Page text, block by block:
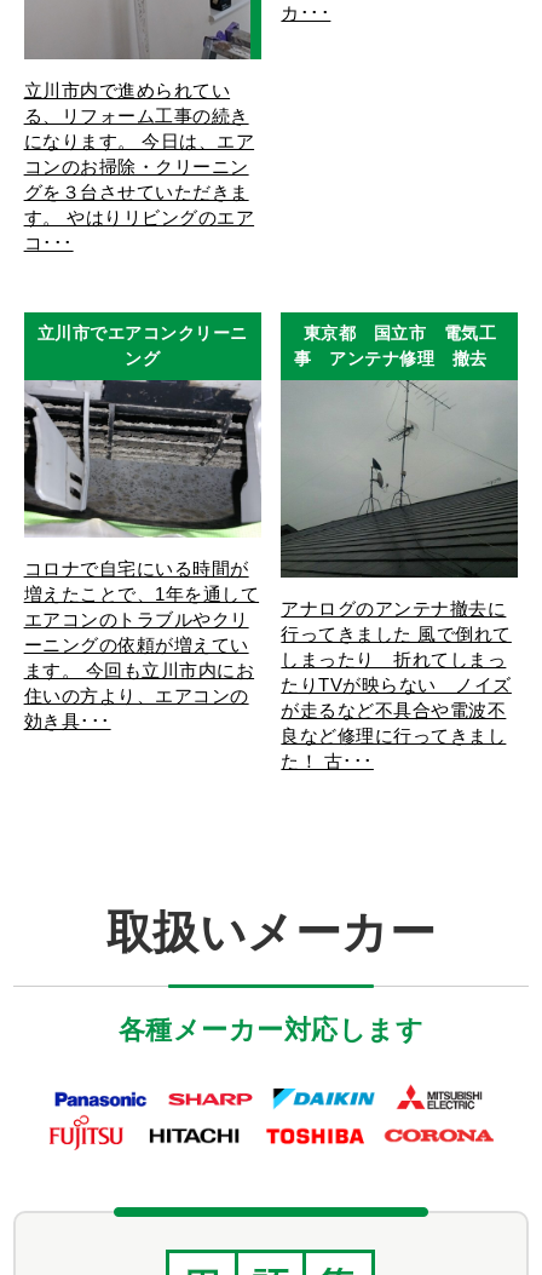
立川市内で進められてい
る、リフォーム工事の続き
になります。 今日は、エア
コンのお掃除・クリーニン
グを３台させていただきま
す。 やはりリビングのエア
コ･･･
カ･･･
立川市でエアコンクリーニ
ング
コロナで自宅にいる時間が
増えたことで、1年を通して
エアコンのトラブルやクリ
ーニングの依頼が増えてい
ます。 今回も立川市内にお
住いの方より、エアコンの
効き具･･･
東京都 国立市 電気工
事 アンテナ修理 撤去
アナログのアンテナ撤去に
行ってきました 風で倒れて
しまったり 折れてしまっ
たりTVが映らない ノイズ
が走るなど不具合や電波不
良など修理に行ってきまし
た！ 古･･･
取扱いメーカー
各種メーカー対応します